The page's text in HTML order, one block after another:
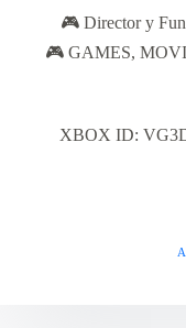
🎮 Director y
🎮 GAMES,
XBOX ID: